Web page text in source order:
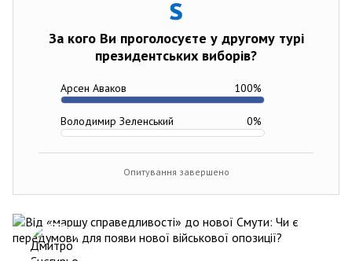
За кого Ви проголосуєте у другому турі
президентських виборів?
Арсен Аваков 100%
Володимир Зеленський 0%
Опитування завершено